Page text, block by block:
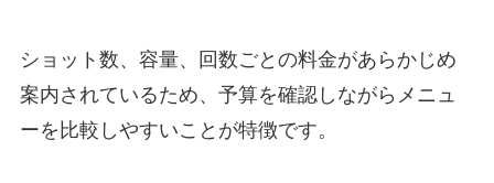
ショット数、容量、回数ごとの料金があらかじめ
案内されているため、予算を確認しながらメニュ
ーを比較しやすいことが特徴です。